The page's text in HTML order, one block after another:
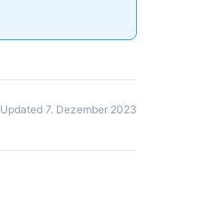
Updated 7. Dezember 2023